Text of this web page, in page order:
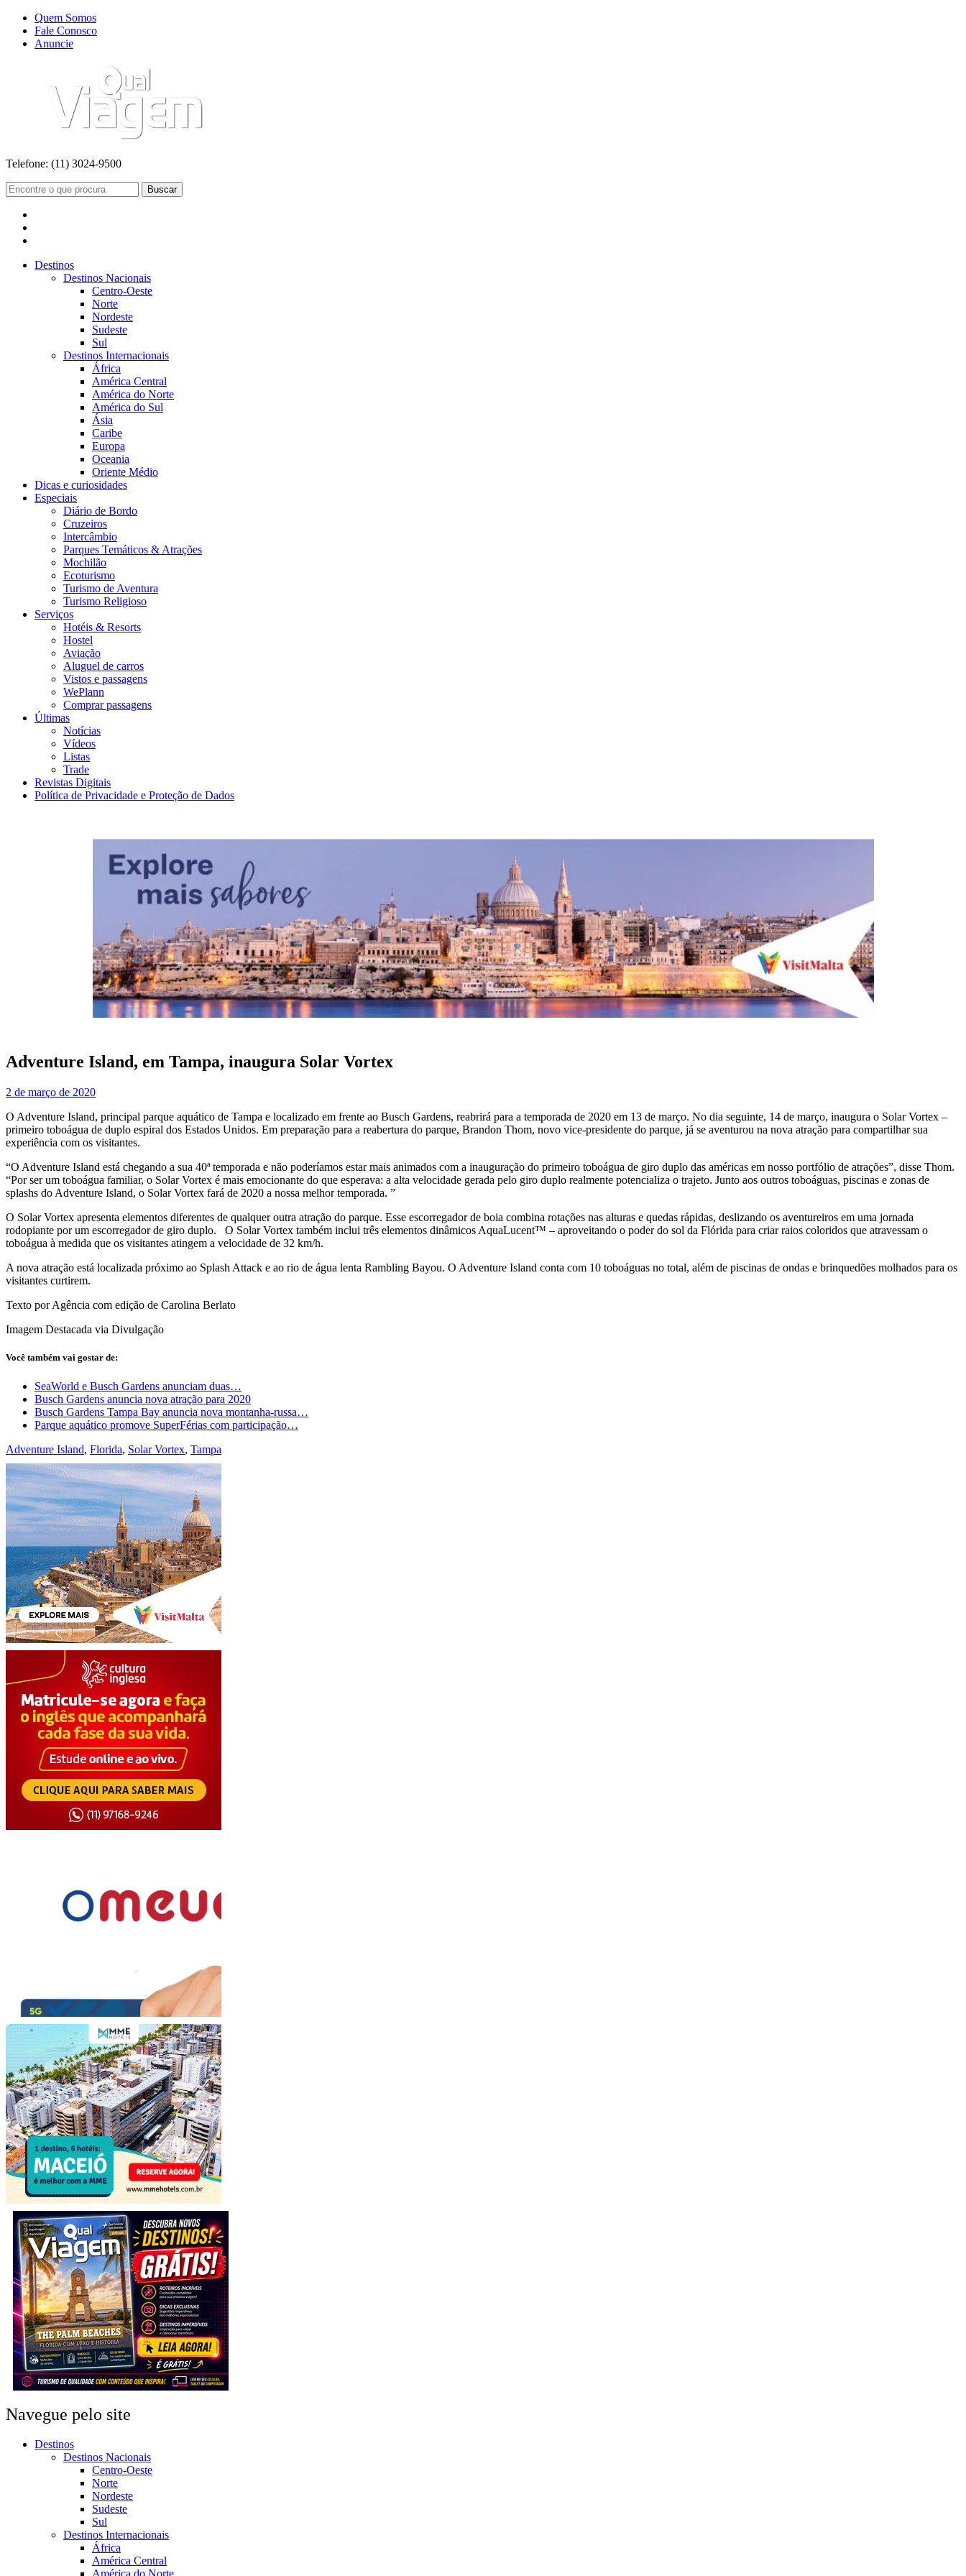
Quem Somos
Fale Conosco
Anuncie
Telefone: (11) 3024-9500
Buscar
Destinos
Destinos Nacionais
Centro-Oeste
Norte
Nordeste
Sudeste
Sul
Destinos Internacionais
África
América Central
América do Norte
América do Sul
Ásia
Caribe
Europa
Oceania
Oriente Médio
Dicas e curiosidades
Especiais
Diário de Bordo
Cruzeiros
Intercâmbio
Parques Temáticos & Atrações
Mochilão
Ecoturismo
Turismo de Aventura
Turismo Religioso
Serviços
Hotéis & Resorts
Hostel
Aviação
Aluguel de carros
Vistos e passagens
WePlann
Comprar passagens
Últimas
Notícias
Vídeos
Listas
Trade
Revistas Digitais
Política de Privacidade e Proteção de Dados
Adventure Island, em Tampa, inaugura Solar Vortex
2 de março de 2020
O Adventure Island, principal parque aquático de Tampa e localizado em frente ao Busch Gardens, reabrirá para a temporada de 2020 em 13 de março. No dia seguinte, 14 de março, inaugura o Solar Vortex –
primeiro toboágua de duplo espiral dos Estados Unidos. Em preparação para a reabertura do parque, Brandon Thom, novo vice-presidente do parque, já se aventurou na nova atração para compartilhar sua
experiência com os visitantes.
“O Adventure Island está chegando a sua 40ª temporada e não poderíamos estar mais animados com a inauguração do primeiro toboágua de giro duplo das américas em nosso portfólio de atrações”, disse Thom.
“Por ser um toboágua familiar, o Solar Vortex é mais emocionante do que esperava: a alta velocidade gerada pelo giro duplo realmente potencializa o trajeto. Junto aos outros toboáguas, piscinas e zonas de
splashs do Adventure Island, o Solar Vortex fará de 2020 a nossa melhor temporada. ”
O Solar Vortex apresenta elementos diferentes de qualquer outra atração do parque. Esse escorregador de boia combina rotações nas alturas e quedas rápidas, deslizando os aventureiros em uma jornada
rodopiante por um escorregador de giro duplo. O Solar Vortex também inclui três elementos dinâmicos AquaLucent™ – aproveitando o poder do sol da Flórida para criar raios coloridos que atravessam o
toboágua à medida que os visitantes atingem a velocidade de 32 km/h.
A nova atração está localizada próximo ao Splash Attack e ao rio de água lenta Rambling Bayou. O Adventure Island conta com 10 toboáguas no total, além de piscinas de ondas e brinquedões molhados para os
visitantes curtirem.
Texto por Agência com edição de Carolina Berlato
Imagem Destacada via Divulgação
Você também vai gostar de:
SeaWorld e Busch Gardens anunciam duas…
Busch Gardens anuncia nova atração para 2020
Busch Gardens Tampa Bay anuncia nova montanha-russa…
Parque aquático promove SuperFérias com participação…
Adventure Island, Florida, Solar Vortex, Tampa
Navegue pelo site
Destinos
Destinos Nacionais
Centro-Oeste
Norte
Nordeste
Sudeste
Sul
Destinos Internacionais
África
América Central